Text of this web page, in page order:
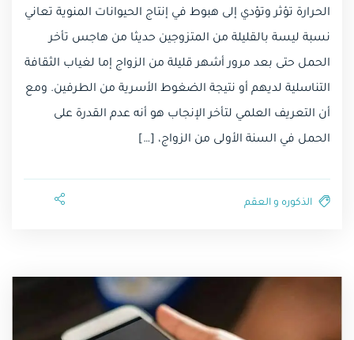
الحرارة تؤثر وتؤدي إلى هبوط في إنتاج الحيوانات المنوية تعاني
نسبة ليسة بالقليلة من المتزوجين حديثا من هاجس تأخر
الحمل حتى بعد مرور أشهر قليلة من الزواج إما لغياب الثقافة
التناسلية لديهم أو نتيجة الضغوط الأسرية من الطرفين. ومع
أن التعريف العلمي لتأخر الإنجاب هو أنه عدم القدرة على
الحمل في السنة الأولى من الزواج، […]
الذكوره و العقم⁩